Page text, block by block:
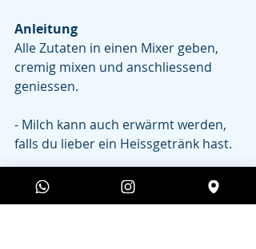
Anleitung
Alle Zutaten in einen Mixer geben,
cremig mixen und anschliessend
geniessen.
- Milch kann auch erwärmt werden,
falls du lieber ein Heissgetränk hast.